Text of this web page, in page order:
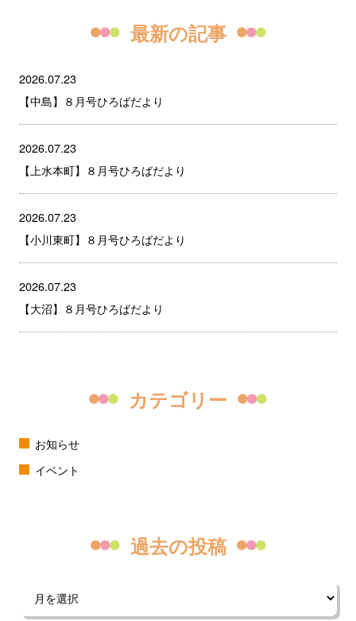
最新の記事
2026.07.23
【中島】８月号ひろばだより
2026.07.23
【上水本町】８月号ひろばだより
2026.07.23
【小川東町】８月号ひろばだより
2026.07.23
【大沼】８月号ひろばだより
カテゴリー
お知らせ
イベント
過去の投稿